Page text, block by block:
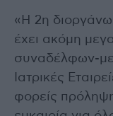
«Η 2η
έχει ακόμη
συναδέλφων-
Ιατρικές
φορείς